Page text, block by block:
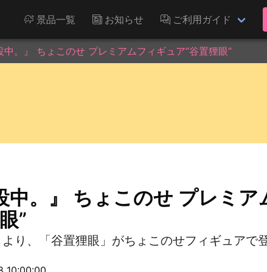
景品一覧 お知らせ ご利用ガイド
中。』 ちょこのせ プレミアムフィギュア“谷置狸眼”
中。』 ちょこのせ プレミ
”
より、「谷置狸眼」がちょこのせフィギュアで